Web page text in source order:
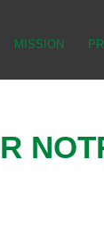
MISSION